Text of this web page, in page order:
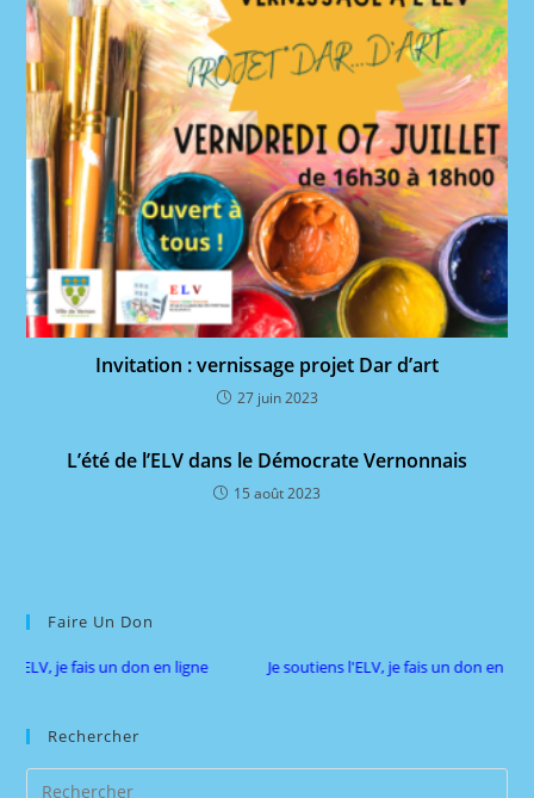
Invitation : vernissage projet Dar d’art
27 juin 2023
L’été de l’ELV dans le Démocrate Vernonnais
15 août 2023
Faire Un Don
l'ELV, je fais un don en ligne Je soutiens l'ELV, je fais un don en ligne
Rechercher